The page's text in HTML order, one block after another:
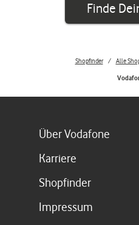
Finde
Shopfinder Alle
Über Vodafone
Karriere
ShopfinderLink
Impressum